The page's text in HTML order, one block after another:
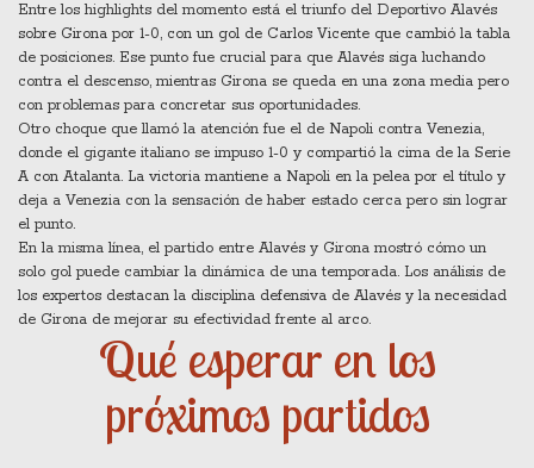
Entre los highlights del momento está el triunfo del Deportivo Alavés
sobre Girona por 1-0, con un gol de Carlos Vicente que cambió la tabla
de posiciones. Ese punto fue crucial para que Alavés siga luchando
contra el descenso, mientras Girona se queda en una zona media pero
con problemas para concretar sus oportunidades.
Otro choque que llamó la atención fue el de Napoli contra Venezia,
donde el gigante italiano se impuso 1-0 y compartió la cima de la Serie
A con Atalanta. La victoria mantiene a Napoli en la pelea por el título y
deja a Venezia con la sensación de haber estado cerca pero sin lograr
el punto.
En la misma línea, el partido entre Alavés y Girona mostró cómo un
solo gol puede cambiar la dinámica de una temporada. Los análisis de
los expertos destacan la disciplina defensiva de Alavés y la necesidad
de Girona de mejorar su efectividad frente al arco.
Qué esperar en los
próximos partidos